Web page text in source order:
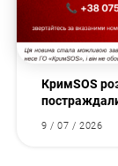
КримSOS
9 / 07 / 2026